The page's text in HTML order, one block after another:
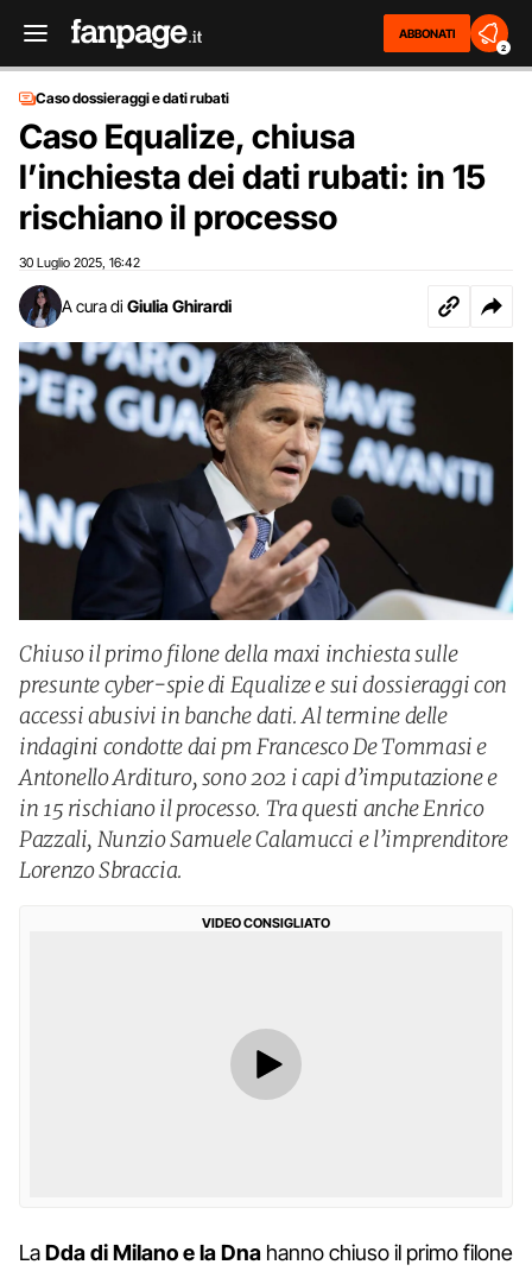
ABBONATI
2
Caso dossieraggi e dati rubati
Caso Equalize, chiusa
l’inchiesta dei dati rubati: in 15
rischiano il processo
30 Luglio 2025 16:42
A cura di Giulia Ghirardi
Chiuso il primo filone della maxi inchiesta sulle
presunte cyber-spie di Equalize e sui dossieraggi con
accessi abusivi in banche dati. Al termine delle
indagini condotte dai pm Francesco De Tommasi e
Antonello Ardituro, sono 202 i capi d’imputazione e
in 15 rischiano il processo. Tra questi anche Enrico
Pazzali, Nunzio Samuele Calamucci e l’imprenditore
Lorenzo Sbraccia.
VIDEO CONSIGLIATO
LaDda di Milano e la Dna hanno chiuso il primo filone